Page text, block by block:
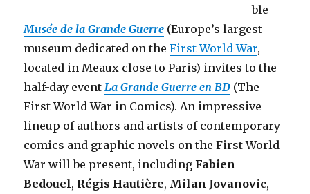
ble
Musée de la Grande Guerre (Europe’s largest
museum dedicated on theFirst World War,
located in Meaux close to Paris) invites to the
half-day eventLa Grande Guerre en BD (The
First World War in Comics). An impressive
lineup of authors and artists of contemporary
comics and graphic novels on the First World
War will be present, including Fabien
Bedouel, Régis Hautière, Milan Jovanovic,